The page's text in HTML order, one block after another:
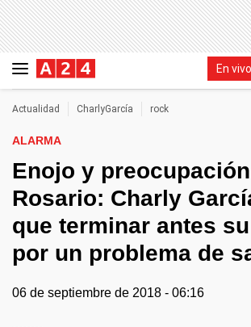
En vivo
Actualidad CharlyGarcía rock
ALARMA
Enojo y
Rosario: Charly
que terminar antes
por un problema de
06 de septiembre de 2018 - 06:16